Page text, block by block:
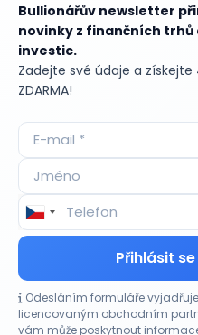
Bullionářův newsletter
novinky z finančních
investic.
Zadejte své údaje a
ZDARMA!
Přihlásit
Odesláním formuláře
licencovaným obchodním
vám může poskytnout
Aktuální
CO HÝBE TRHEM